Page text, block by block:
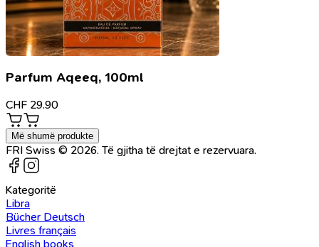
Parfum Aqeeq, 100ml
CHF 29.90
Më shumë produkte
FRI Swiss © 2026. Të gjitha të drejtat e rezervuara.
Kategoritë
Libra
Bücher Deutsch
Livres français
English books